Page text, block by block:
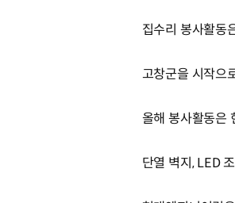
집수리 봉사활동
고창군을 시작으
올해 봉사활동은
단열 벽지, LED